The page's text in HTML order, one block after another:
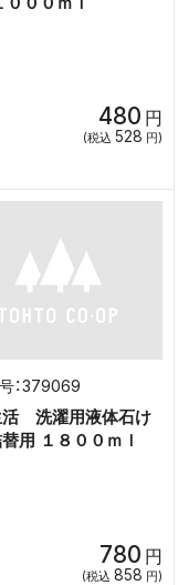
480 円
(税込 528 円)
379069
活 洗濯用液体石け
用 １８００ｍｌ
780 円
(税込 858 円)